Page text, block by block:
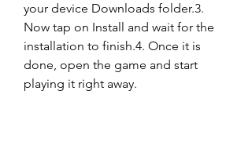
your device Downloads folder.3.
Now tap on Install and wait for the
installation to finish.4. Once it is
done, open the game and start
playing it right away.